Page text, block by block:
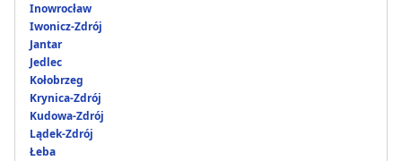
Inowrocław
Iwonicz-Zdrój
Jantar
Jedlec
Kołobrzeg
Krynica-Zdrój
Kudowa-Zdrój
Lądek-Zdrój
Łeba